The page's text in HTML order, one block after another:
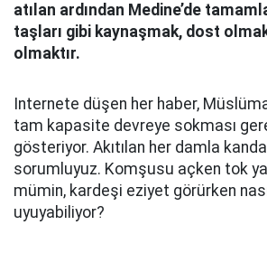
atılan ardından Medine’de
taşları gibi kaynaşmak, dost
olmaktır.
Internete düşen her haber,
tam kapasite devreye sokması
gösteriyor. Akıtılan her damla
sorumluyuz. Komşusu açken tok
mümin, kardeşi eziyet görürken
uyuyabiliyor?